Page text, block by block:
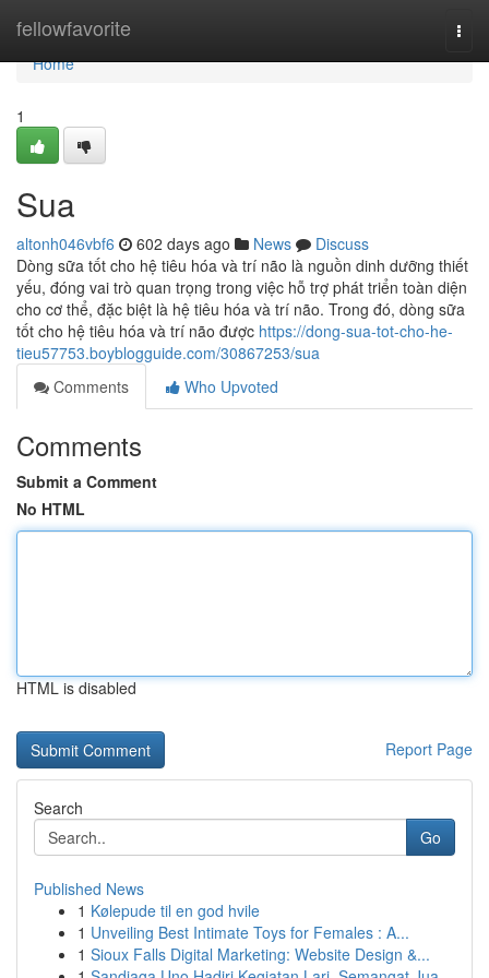
fellowfavorite
Home
Home
1
Sua
altonh046vbf6 602 days ago News
Discuss
Dòng sữa tốt cho hệ tiêu hóa và trí não là nguồn dinh dưỡng thiết
yếu, đóng vai trò quan trọng trong việc hỗ trợ phát triển toàn diện
cho cơ thể, đặc biệt là hệ tiêu hóa và trí não. Trong đó, dòng sữa
tốt cho hệ tiêu hóa và trí não được https://dong-sua-tot-cho-he-
tieu57753.boyblogguide.com/30867253/sua
Comments
Who Upvoted
Comments
Submit a Comment
No HTML
HTML is disabled
Report Page
Search
Go
Published News
1 Kølepude til en god hvile
1 Unveiling Best Intimate Toys for Females : A...
1 Sioux Falls Digital Marketing: Website Design &...